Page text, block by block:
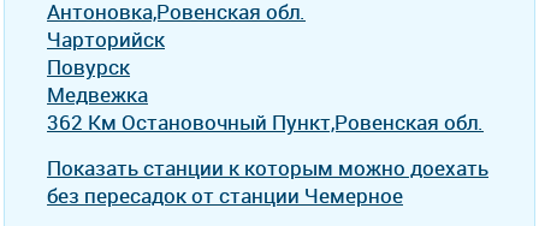
Антоновка,Ровенская обл.
Чарторийск
Повурск
Медвежка
362 Км Остановочный Пункт,Ровенская обл.
Показать станции к которым можно доехать
без пересадок от станции Чемерное